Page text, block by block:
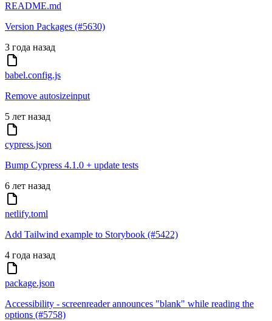
README.md
Version Packages (#5630)
3 года назад
babel.config.js
Remove autosizeinput
5 лет назад
cypress.json
Bump Cypress 4.1.0 + update tests
6 лет назад
netlify.toml
Add Tailwind example to Storybook (#5422)
4 года назад
package.json
Accessibility - screenreader announces "blank" while reading the
options (#5758)